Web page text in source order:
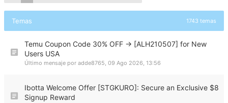
Temas 1743 temas
Temu Coupon Code 30% OFF → [ALH210507] for New
Users USA
Último mensaje por adde8765, 09 Ago 2026, 13:56
Ibotta Welcome Offer [STGKURO]: Secure an Exclusive $8
Signup Reward